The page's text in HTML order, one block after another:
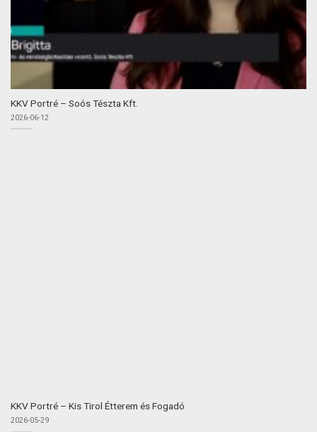
KKV Portré – Soós Tészta Kft.
2026-06-12
KKV Portré – Kis Tirol Étterem és Fogadó
2026-05-29